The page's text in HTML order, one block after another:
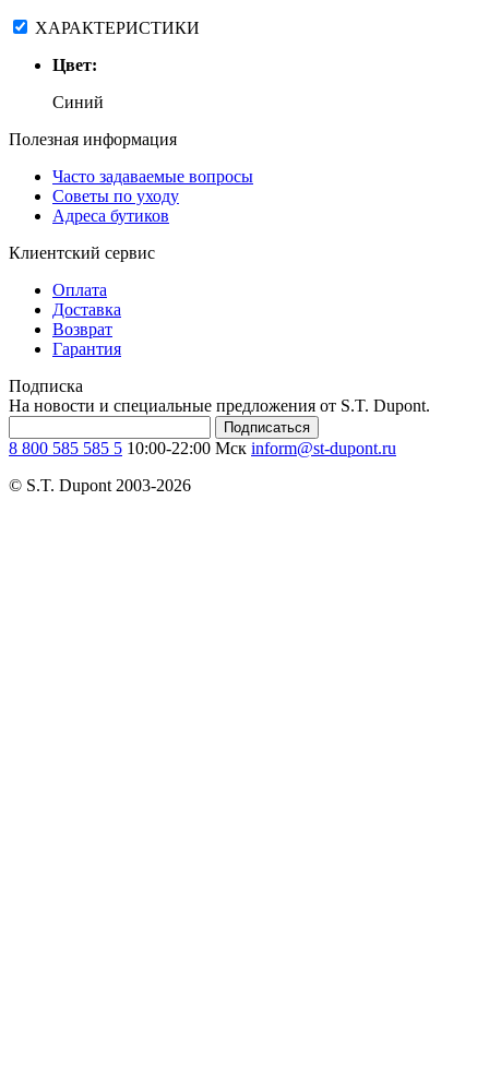
ХАРАКТЕРИСТИКИ
Цвет:
Синий
Полезная информация
Часто задаваемые вопросы
Советы по уходу
Адреса бутиков
Клиентский сервис
Оплата
Доставка
Возврат
Гарантия
Подписка
На новости и специальные предложения от S.T. Dupont.
Подписаться
8 800 585 585 5 10:00-22:00 Мск inform@st-dupont.ru
© S.T. Dupont 2003-2026